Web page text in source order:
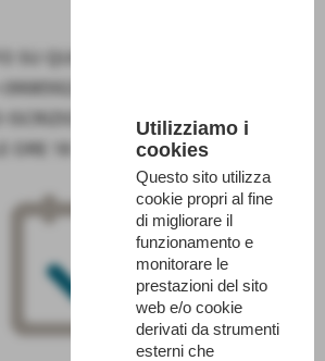
SU QUESTA PROPOSTA DI VISITA
ISCRIZIONI: ENTRO IL GIORNO
ORE 18
Utilizziamo i
cookies
Questo sito utilizza
cookie propri al fine
di migliorare il
funzionamento e
monitorare le
prestazioni del sito
web e/o cookie
derivati da strumenti
esterni che